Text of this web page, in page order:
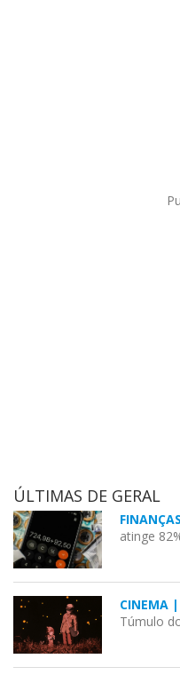
ÚLTIMAS DE GERAL
atinge
CINEMA |
Túmulo